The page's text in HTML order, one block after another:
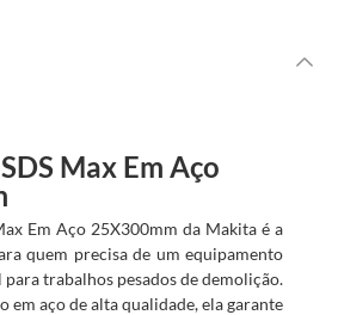
Max Em Aço
Em Aço 25X300mm da Makita é a
quem precisa de um equipamento
trabalhos pesados de demolição.
em aço de alta qualidade, ela garante